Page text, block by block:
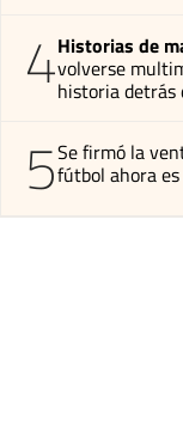
4Historias de
volverse
historia detrás
5Se firmó la
fútbol ahora